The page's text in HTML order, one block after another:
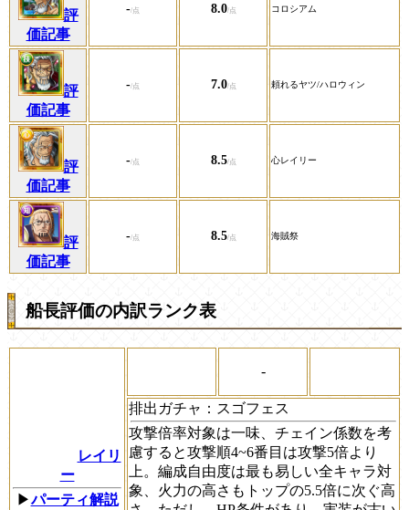
評
価記事
- 8.0 コロシアム
評
価記事
- 7.0 頼れるヤツ/ハロウィン
評
価記事
- 8.5 心レイリー
評
価記事
- 8.5 海賊祭
船長評価の内訳ランク表
レイリ
ー
▶パーティ解説
-
排出ガチャ： スゴフェス
攻撃倍率対象は一味、チェイン係数を考
慮すると攻撃順4~6番目は攻撃5倍より
上。編成自由度は最も易しい全キャラ対
象、火力の高さもトップの5.5倍に次ぐ高